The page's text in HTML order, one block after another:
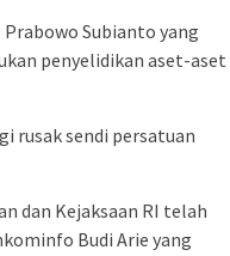
Subianto yang
penyelidikan aset-aset
rusak sendi persatuan
dan Kejaksaan RI telah
Budi Arie yang